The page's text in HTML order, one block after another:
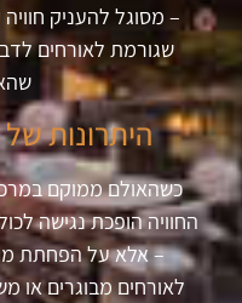
– מסוגל להעניק
שגורמת לאורחים
היתרונות של
כשהאולם ממוקם במרכז
החוויה הופכת נגישה
– אלא על הפחתת
לאורחים מבוגרים או